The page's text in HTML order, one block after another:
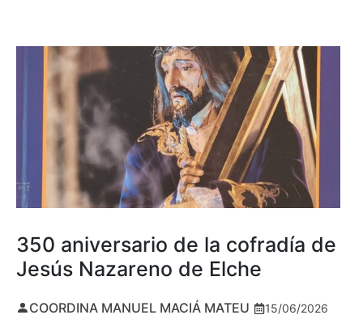
350 aniversario de la cofradía de
Jesús Nazareno de Elche
COORDINA MANUEL MACIÁ MATEU 15/06/2026